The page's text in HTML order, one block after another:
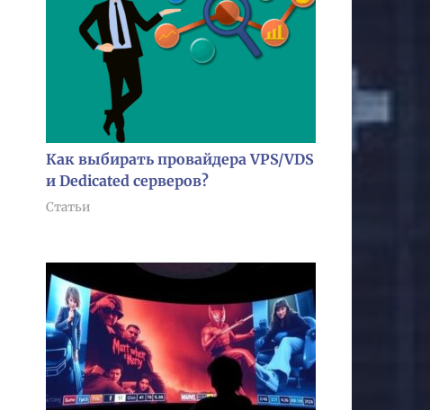
Как выбирать провайдера VPS/VDS
и Dedicated серверов?
Статьи